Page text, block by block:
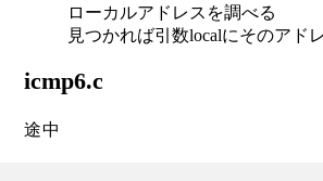
ローカルアドレスを調べる
見つかれば引数localにそのアド
icmp6.c
途中